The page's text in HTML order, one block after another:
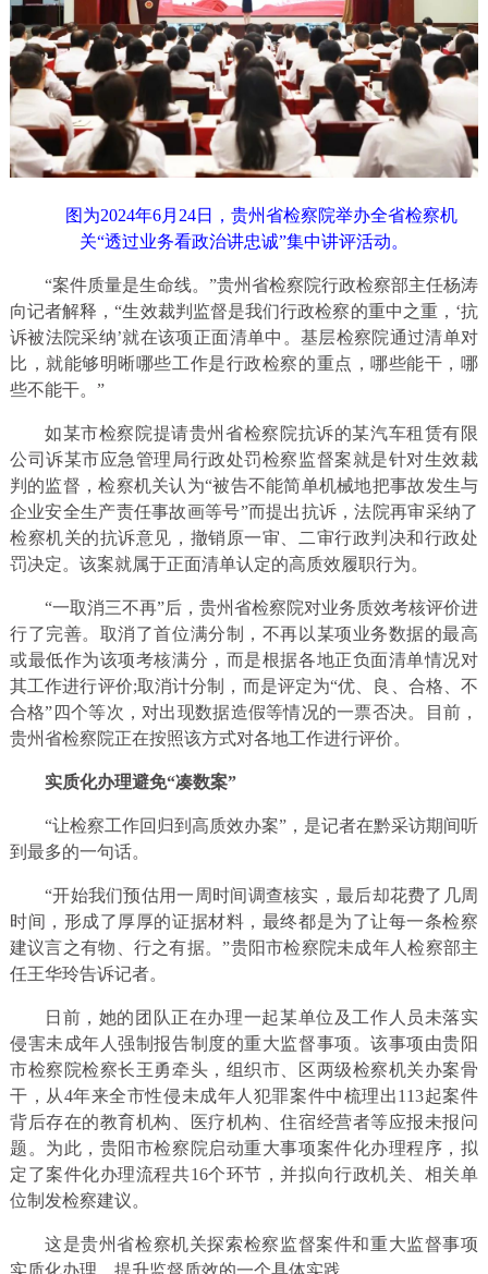
图为2024年6月24日，贵州省检察院举办全省检察机
关“透过业务看政治讲忠诚”集中讲评活动。
“案件质量是生命线。”贵州省检察院行政检察部主任杨涛
向记者解释，“生效裁判监督是我们行政检察的重中之重，‘抗
诉被法院采纳’就在该项正面清单中。基层检察院通过清单对
比，就能够明晰哪些工作是行政检察的重点，哪些能干，哪
些不能干。”
如某市检察院提请贵州省检察院抗诉的某汽车租赁有限
公司诉某市应急管理局行政处罚检察监督案就是针对生效裁
判的监督，检察机关认为“被告不能简单机械地把事故发生与
企业安全生产责任事故画等号”而提出抗诉，法院再审采纳了
检察机关的抗诉意见，撤销原一审、二审行政判决和行政处
罚决定。该案就属于正面清单认定的高质效履职行为。
“一取消三不再”后，贵州省检察院对业务质效考核评价进
行了完善。取消了首位满分制，不再以某项业务数据的最高
或最低作为该项考核满分，而是根据各地正负面清单情况对
其工作进行评价;取消计分制，而是评定为“优、良、合格、不
合格”四个等次，对出现数据造假等情况的一票否决。目前，
贵州省检察院正在按照该方式对各地工作进行评价。
实质化办理避免“凑数案”
“让检察工作回归到高质效办案”，是记者在黔采访期间听
到最多的一句话。
“开始我们预估用一周时间调查核实，最后却花费了几周
时间，形成了厚厚的证据材料，最终都是为了让每一条检察
建议言之有物、行之有据。”贵阳市检察院未成年人检察部主
任王华玲告诉记者。
日前，她的团队正在办理一起某单位及工作人员未落实
侵害未成年人强制报告制度的重大监督事项。该事项由贵阳
市检察院检察长王勇牵头，组织市、区两级检察机关办案骨
干，从4年来全市性侵未成年人犯罪案件中梳理出113起案件
背后存在的教育机构、医疗机构、住宿经营者等应报未报问
题。为此，贵阳市检察院启动重大事项案件化办理程序，拟
定了案件化办理流程共16个环节，并拟向行政机关、相关单
位制发检察建议。
这是贵州省检察机关探索检察监督案件和重大监督事项
实质化办理、提升监督质效的一个具体实践。